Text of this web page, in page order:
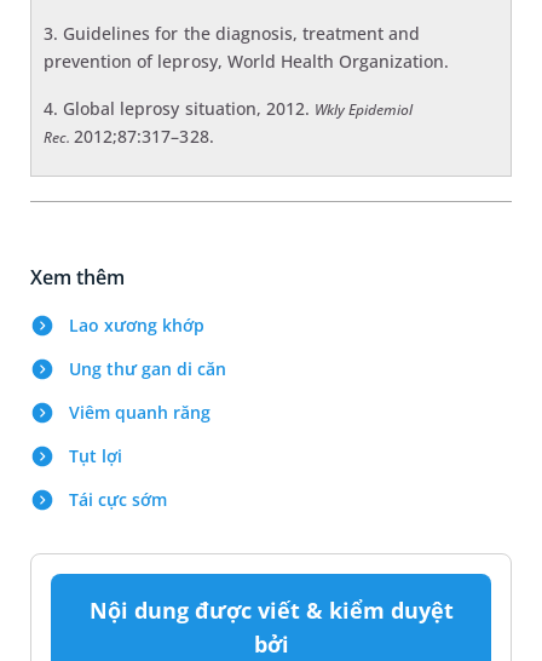
3. Guidelines for the diagnosis, treatment and
prevention of leprosy, World Health Organization.
4. Global leprosy situation, 2012. Wkly Epidemiol
Rec.2012;87:317–328.
Xem thêm
Lao xương khớp
Ung thư gan di căn
Viêm quanh răng
Tụt lợi
Tái cực sớm
Nội dung được viết & kiểm duyệt
bởi